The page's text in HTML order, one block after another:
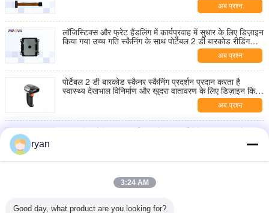
अब प्रश्न
लॉजिस्टिक्स और फ्रेट हैंडलिंग में कार्यप्रवाह में सुधार के लिए डिज़ाइन
किया गया उच्च गति स्कैनिंग के साथ पोर्टेबल 2 डी बारकोड रीडिंग
अब प्रश्न
पोर्टेबल 2 डी बारकोड स्कैनर स्कैनिंग प्रदर्शन प्रदान करता है
स्वास्थ्य देखभाल विनिर्माण और खुदरा वातावरण के लिए डिज़ाइन किया
अब प्रश्न
उच्च गति स्कैनिंग का समर्थन करने वाला एर्गोनोमिक 2 डी बारकोड
वायरलेस 2डी बारकोड स्कैनर, बेजोड़ कनेक्टिविटी प्रदान करता है,
खुदरा और वितरण केंद्रों में उत्पादकता बढ़ाता है
ryan
3:24 AM
Good day, what product are you looking for?